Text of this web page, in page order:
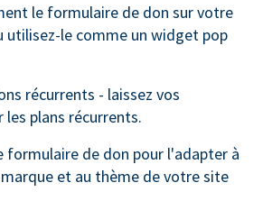
le formulaire de don sur votre
utilisez-le comme un widget pop
récurrents - laissez vos
plans récurrents.
formulaire de don pour l'adapter à
et au thème de votre site